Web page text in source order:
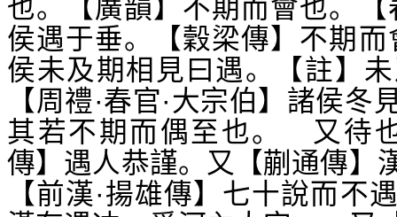
也。【廣韻】不期而會也。
侯遇于垂。【穀梁傳】不期
侯未及期相見曰遇。【註】
【周禮·春官·大宗伯】諸侯
其若不期而偶至也。 又待
傳】遇人恭謹。又【蒯通傳
【前漢·揚雄傳】七十說而